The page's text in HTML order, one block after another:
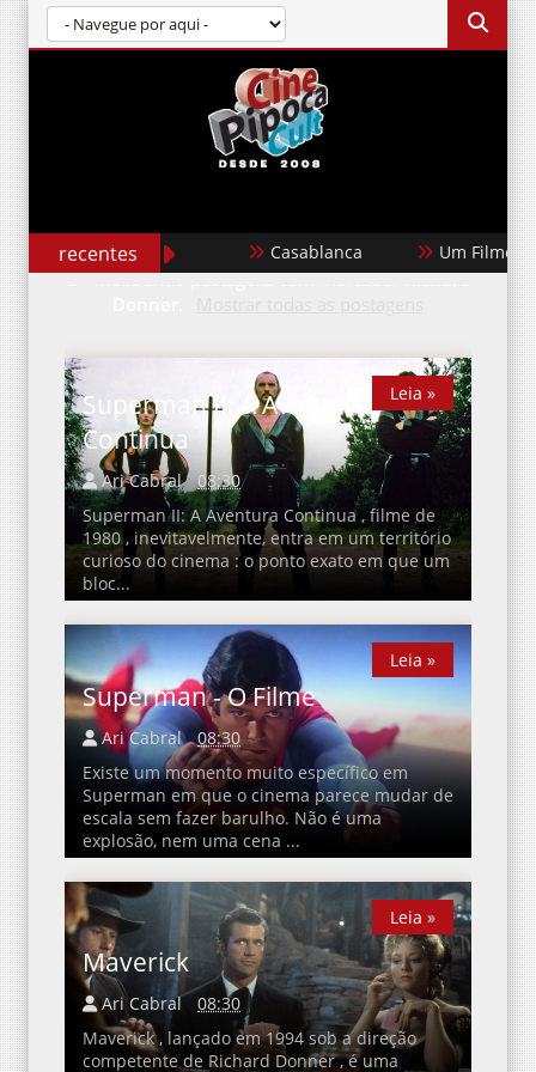
recentes Casablanca Um Filme
Mostrando postagens com marcadorRichard
Superman II: A Aventura
Continua
Ari Cabral
08:30
Superman II: A Aventura Continua , filme de
1980 , inevitavelmente, entra em um território
curioso do cinema : o ponto exato em que um
bloc...
Leia »
Superman - O Filme
Ari Cabral
08:30
Existe um momento muito específico em
Superman em que o cinema parece mudar de
escala sem fazer barulho. Não é uma
explosão, nem uma cena ...
Leia »
Maverick
Ari Cabral
08:30
Maverick , lançado em 1994 sob a direção
competente de Richard Donner , é uma
Leia »
Leia »